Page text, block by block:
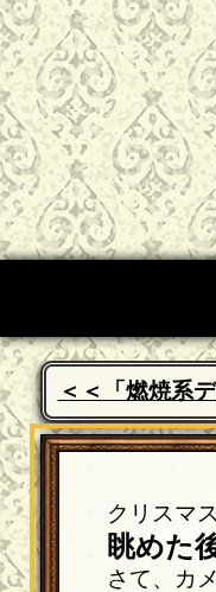
＜＜「燃焼系
クリスマ
眺めた
さて、カ